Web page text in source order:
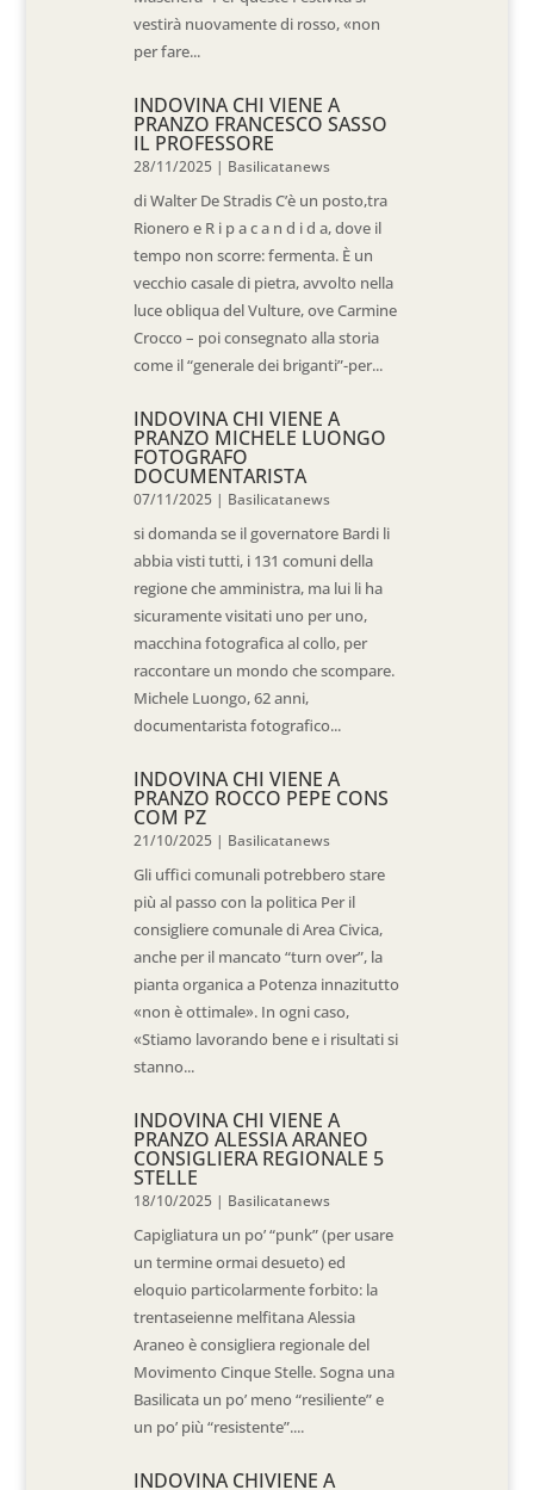
vestirà nuovamente di rosso, «non
per fare...
INDOVINA CHI VIENE A
PRANZO FRANCESCO SASSO
IL PROFESSORE
28/11/2025 | Basilicatanews
di Walter De Stradis C’è un posto,tra
Rionero e R i p a c a n d i d a, dove il
tempo non scorre: fermenta. È un
vecchio casale di pietra, avvolto nella
luce obliqua del Vulture, ove Carmine
Crocco – poi consegnato alla storia
come il “generale dei briganti”-per...
INDOVINA CHI VIENE A
PRANZO MICHELE LUONGO
FOTOGRAFO
DOCUMENTARISTA
07/11/2025 | Basilicatanews
si domanda se il governatore Bardi li
abbia visti tutti, i 131 comuni della
regione che amministra, ma lui li ha
sicuramente visitati uno per uno,
macchina fotografica al collo, per
raccontare un mondo che scompare.
Michele Luongo, 62 anni,
documentarista fotografico...
INDOVINA CHI VIENE A
PRANZO ROCCO PEPE CONS
COM PZ
21/10/2025 | Basilicatanews
Gli uffici comunali potrebbero stare
più al passo con la politica Per il
consigliere comunale di Area Civica,
anche per il mancato “turn over”, la
pianta organica a Potenza innazitutto
«non è ottimale». In ogni caso,
«Stiamo lavorando bene e i risultati si
stanno...
INDOVINA CHI VIENE A
PRANZO ALESSIA ARANEO
CONSIGLIERA REGIONALE 5
STELLE
18/10/2025 | Basilicatanews
Capigliatura un po’ “punk” (per usare
un termine ormai desueto) ed
eloquio particolarmente forbito: la
trentaseienne melfitana Alessia
Araneo è consigliera regionale del
Movimento Cinque Stelle. Sogna una
Basilicata un po’ meno “resiliente” e
un po’ più “resistente”....
INDOVINA CHIVIENE A